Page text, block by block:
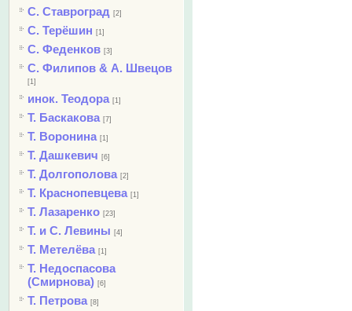
С. Ставроград [2]
С. Терёшин [1]
С. Феденков [3]
С. Филипов & А. Швецов
[1]
инок. Теодора [1]
Т. Баскакова [7]
Т. Воронина [1]
Т. Дашкевич [6]
Т. Долгополова [2]
Т. Краснопевцева [1]
Т. Лазаренко [23]
Т. и С. Левины [4]
Т. Метелёва [1]
Т. Недоспасова
(Смирнова) [6]
Т. Петрова [8]